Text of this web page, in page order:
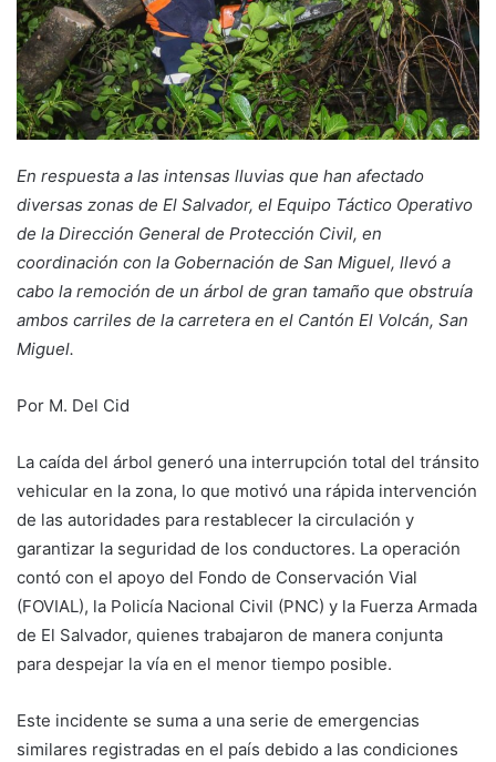
En respuesta a las intensas lluvias que han afectado
diversas zonas de El Salvador, el Equipo Táctico Operativo
de la Dirección General de Protección Civil, en
coordinación con la Gobernación de San Miguel, llevó a
cabo la remoción de un árbol de gran tamaño que obstruía
ambos carriles de la carretera en el Cantón El Volcán, San
Miguel.
Por M. Del Cid
La caída del árbol generó una interrupción total del tránsito
vehicular en la zona, lo que motivó una rápida intervención
de las autoridades para restablecer la circulación y
garantizar la seguridad de los conductores. La operación
contó con el apoyo del Fondo de Conservación Vial
(FOVIAL), la Policía Nacional Civil (PNC) y la Fuerza Armada
de El Salvador, quienes trabajaron de manera conjunta
para despejar la vía en el menor tiempo posible.
Este incidente se suma a una serie de emergencias
similares registradas en el país debido a las condiciones